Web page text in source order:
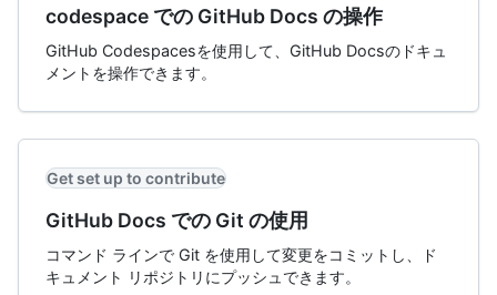
codespace での GitHub Docs の操作
GitHub Codespacesを使用して、GitHub Docsのドキュ
メントを操作できます。
Get set up to contribute
GitHub Docs での Git の使用
コマンド ラインで Git を使用して変更をコミットし、ド
キュメント リポジトリにプッシュできます。